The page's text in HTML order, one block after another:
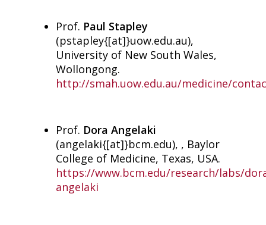
Prof. Paul Stapley
(pstapley{[at]}uow.edu.au),
University of New South Wales,
Wollongong.
http://smah.uow.edu.au/medicine/
Prof. Dora Angelaki
(angelaki{[at]}bcm.edu), , Baylor
College of Medicine, Texas, USA.
https://www.bcm.edu/research/labs/
angelaki